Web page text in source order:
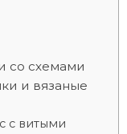
со схемами
и вязаные
с витыми